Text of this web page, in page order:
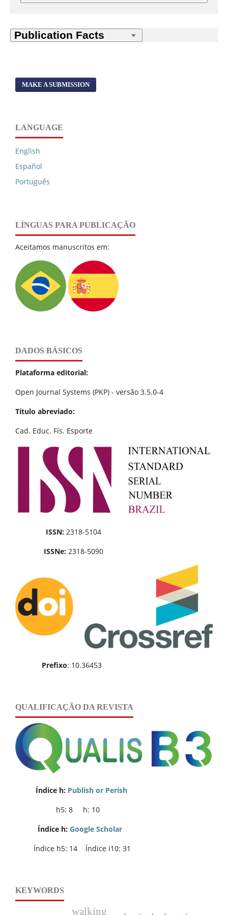
MAKE A SUBMISSION
LANGUAGE
English
Español
Português
LÍNGUAS PARA PUBLICAÇÃO
Aceitamos manuscritos em:
DADOS BÁSICOS
Plataforma editorial:
Open Journal Systems (PKP) - versão 3.5.0-4
Título abreviado:
Cad. Educ. Fís. Esporte
ISSN: 2318-5104
ISSNe: 2318-5090
Prefixo: 10.36453
QUALIFICAÇÃO DA REVISTA
Índice h: Publish or Perish
h5: 8 h: 10
Índice h: Google Scholar
Índice h5: 14 Índice i10: 31
KEYWORDS
walking